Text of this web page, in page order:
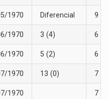
1970 Diferencial 9
1970 3 (4) 6
1970 5 (2) 6
1970 13 (0) 7
1970 7